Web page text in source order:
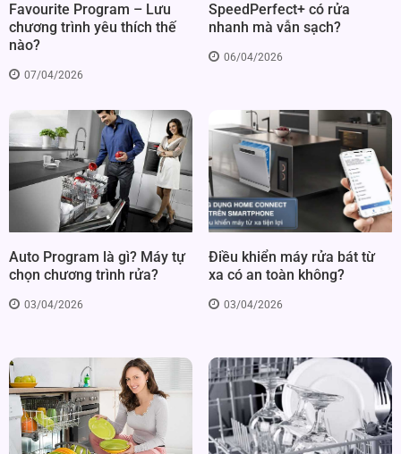
Favourite Program – Lưu
chương trình yêu thích thế
nào?
07/04/2026
SpeedPerfect+ có rửa
nhanh mà vẫn sạch?
06/04/2026
Auto Program là gì? Máy tự
chọn chương trình rửa?
03/04/2026
Điều khiển máy rửa bát từ
xa có an toàn không?
03/04/2026